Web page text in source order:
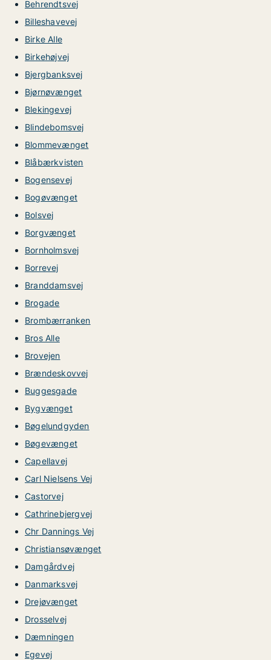
Behrendtsvej
Billeshavevej
Birke Alle
Birkehøjvej
Bjergbanksvej
Bjørnøvænget
Blekingevej
Blindebomsvej
Blommevænget
Blåbærkvisten
Bogensevej
Bogøvænget
Bolsvej
Borgvænget
Bornholmsvej
Borrevej
Branddamsvej
Brogade
Brombærranken
Bros Alle
Brovejen
Brændeskovvej
Buggesgade
Bygvænget
Bøgelundgyden
Bøgevænget
Capellavej
Carl Nielsens Vej
Castorvej
Cathrinebjergvej
Chr Dannings Vej
Christiansøvænget
Damgårdvej
Danmarksvej
Drejøvænget
Drosselvej
Dæmningen
Egevej